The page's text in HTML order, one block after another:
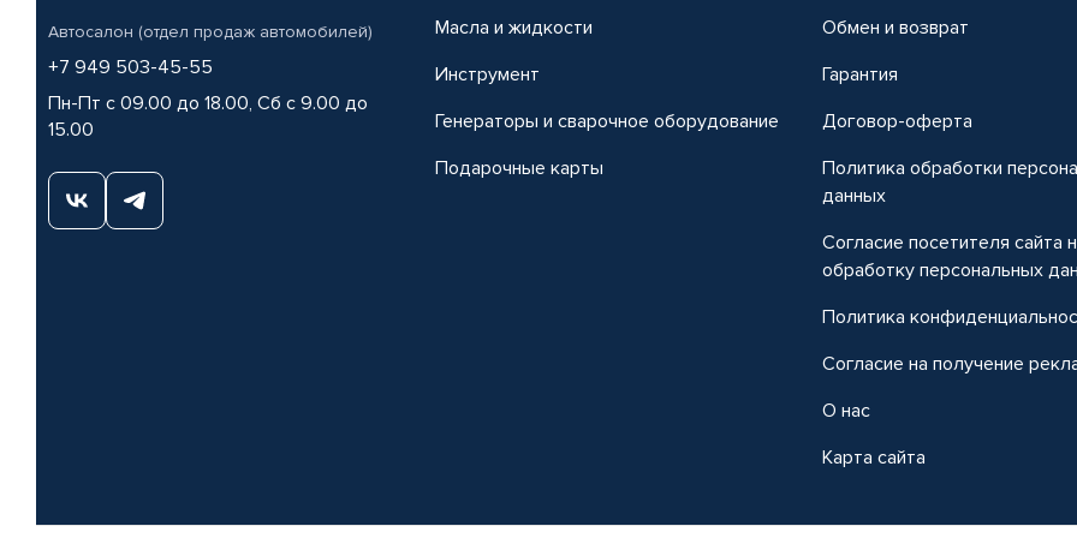
Автосалон (отдел продаж автомобилей)
+7 949 503-45-55
Пн-Пт с 09.00 до 18.00, Сб с 9.00 до
15.00
Масла и жидкости
Инструмент
Генераторы и сварочное оборудование
Подарочные карты
Обмен и возврат
Гарантия
Договор-оферта
Политика обработки
данных
Согласие посетителя сайта
обработку персональных
Политика
Согласие на получение
О нас
Карта сайта